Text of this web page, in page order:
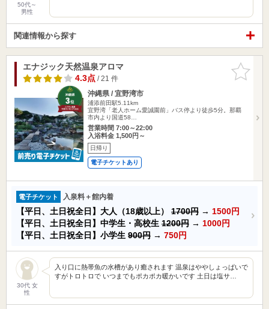
50代～
男性
関連情報から探す
お気に入
りに追加
エナジック天然温泉アロマ
4.3点/ 21 件
沖縄県 / 宜野湾市
浦添前田駅5.11km
宜野湾「老人ホーム愛誠園前」バス停より徒歩5分。那覇
市内より国道58…
営業時間 7:00～22:00
入浴料金 1,500円～
日帰り
電子チケットあり
電子チケット 入泉料＋館内着
【平日、土日祝全日】大人（18歳以上） 1700円 → 1500円
【平日、土日祝全日】中学生・高校生 1200円 → 1000円
【平日、土日祝全日】小学生 900円 → 750円
30代 女
性
入り口に熱帯魚の水槽があり癒されます 温泉はややしょっぱいで
すがトロトロで いつまでもポカポカ暖かいです 土日は塩サ…